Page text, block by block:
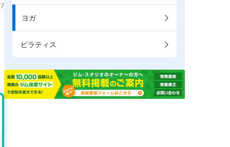
ヨガ
ピラティス